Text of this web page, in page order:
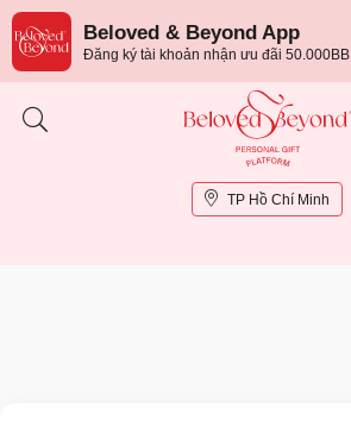
Beloved & Beyond App
Đăng ký tài khoản nhận ưu đãi 50.000BB
TP Hồ Chí Minh